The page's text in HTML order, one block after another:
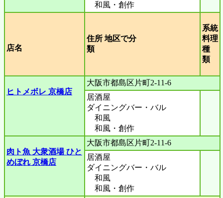
和風・創作
店名
住所 地区で分
類
系統
料理
種
類
ヒトメボレ 京橋店
大阪市都島区片町2-11-6
居酒屋
ダイニングバー・バル
和風
和風・創作
肉ト魚 大衆酒場 ひと
めぼれ 京橋店
大阪市都島区片町2-11-6
居酒屋
ダイニングバー・バル
和風
和風・創作